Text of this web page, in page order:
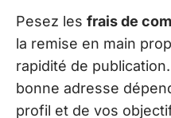
Pesez les frais de
la remise en main
rapidité de
bonne adresse
profil et de vos